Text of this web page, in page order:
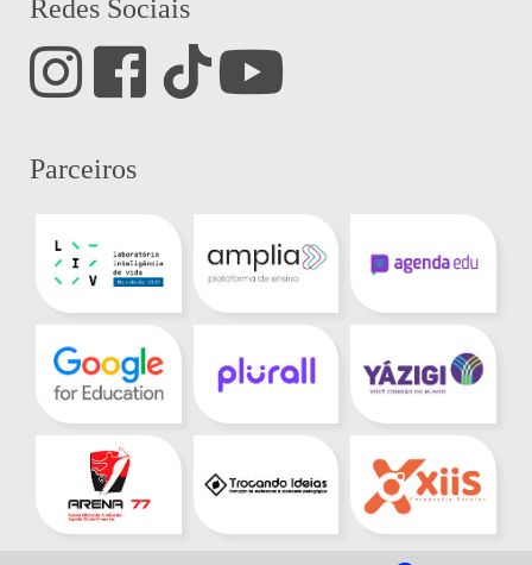
Redes Sociais
Parceiros